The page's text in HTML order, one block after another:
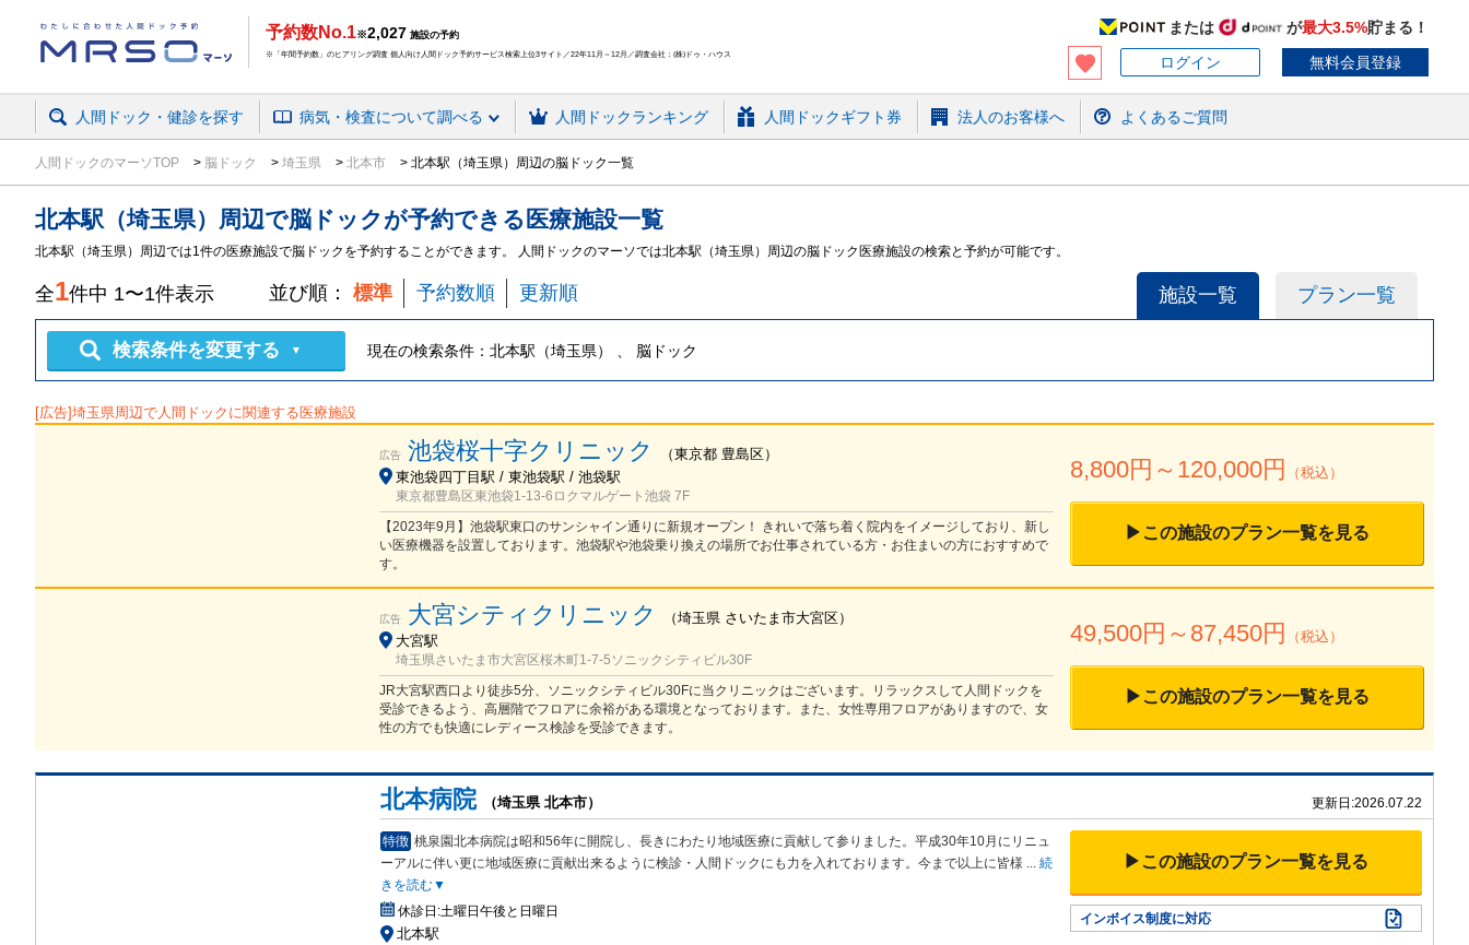
予約数No.1※2,027 施設の予約
※「年間予約数」のヒアリング調査 個人向け人間ドック予約サービス検索上位3サイト／22年11月～12月／調査会社：(株)ドゥ・ハウス
または が最大3.5%貯まる！
ログイン
無料会員登録
人間ドック・健診を探す 病気・検査について調べる 人間ドックランキング 人間ドックギフト券 法人のお客様へ よくあるご質問
人間ドックのマーソTOP 脳ドック 埼玉県 北本市 北本駅（埼玉県）周辺の脳ドック一覧
北本駅（埼玉県）周辺で脳ドックが予約できる 医療施設一覧
北本駅（埼玉県）周辺では1件の医療施設で脳ドックを予約することができます。 人間ドックのマーソでは北本駅（埼玉県）周辺の脳ドック医療施設の検索と予約が可能です。
施設一覧 プラン一覧
全1件中 1〜1件表示 並び順： 標準 予約数順 更新順
検索条件を変更する ▼ 現在の検索条件： 北本駅（埼玉県） 、 脳ドック
[広告]埼玉県周辺で人間ドックに関連する医療施設
広告 池袋桜十字クリニック （東京都 豊島区）
東池袋四丁目駅 / 東池袋駅 / 池袋駅
東京都豊島区東池袋1-13-6ロクマルゲート池袋 7F
【2023年9月】池袋駅東口のサンシャイン通りに新規オープン！ きれいで落ち着く院内をイメージしており、新し
い医療機器を設置しております。池袋駅や池袋乗り換えの場所でお仕事されている方・お住まいの方におすすめで
す。
8,800円～ 120,000円 （税込）
▶この施設のプラン一覧を見る
広告 大宮シティクリニック （埼玉県 さいたま市大宮区）
大宮駅
埼玉県さいたま市大宮区桜木町1-7-5ソニックシティビル30F
JR大宮駅西口より徒歩5分、ソニックシティビル30Fに当クリニックはございます。リラックスして人間ドックを
受診できるよう、高層階でフロアに余裕がある環境となっております。また、女性専用フロアがありますので、女
性の方でも快適にレディース検診を受診できます。
49,500円～ 87,450円 （税込）
▶この施設のプラン一覧を見る
北本病院 （埼玉県 北本市） 更新日:2026.07.22
特徴 桃泉園北本病院は昭和56年に開院し、長きにわたり地域医療に貢献して参りました。平成30年10月にリニュ
ーアルに伴い更に地域医療に貢献出来るように検診・人間ドックにも力を入れております。今まで以上に皆様 ... 続
きを読む▼
休診日:土曜日午後と日曜日
北本駅
▶この施設のプラン一覧を見る
インボイス制度に対応